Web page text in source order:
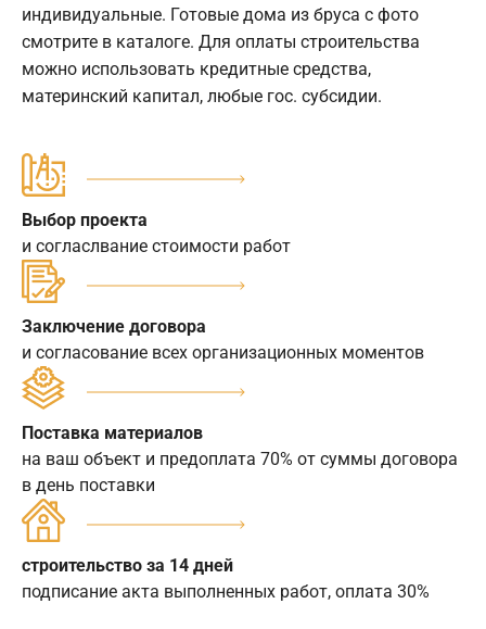
индивидуальные. Готовые дома из бруса с фото
смотрите в каталоге. Для оплаты строительства
можно использовать кредитные средства,
материнский капитал, любые гос. субсидии.
Выбор проекта
и согласлвание стоимости работ
Заключение договора
и согласование всех организационных моментов
Поставка материалов
на ваш объект и предоплата 70% от суммы договора
в день поставки
строительство за 14 дней
подписание акта выполненных работ, оплата 30%